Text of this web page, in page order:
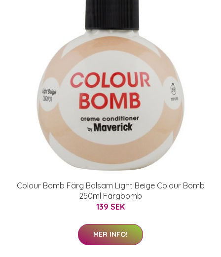
Colour Bomb Färg Balsam Light Beige Colour Bomb
250ml Färgbomb
139 SEK
MER INFO!